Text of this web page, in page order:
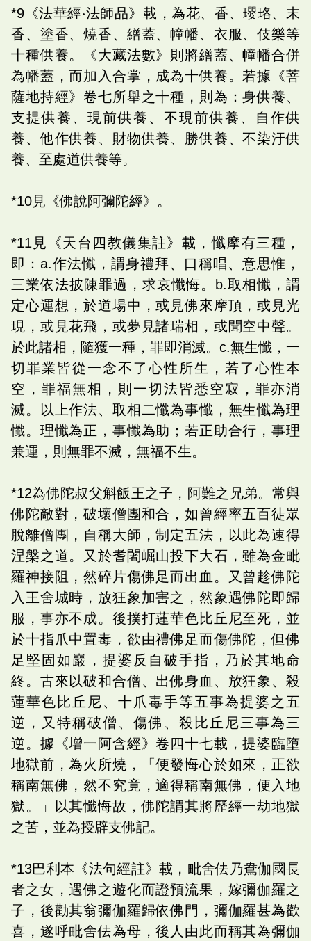
*9《法華經‧法師品》載，為花、香、瓔珞、末
香、塗香、燒香、繒蓋、幢幡、衣服、伎樂等
十種供養。《大藏法數》則將繒蓋、幢幡合併
為幡蓋，而加入合掌，成為十供養。若據《菩
薩地持經》卷七所舉之十種，則為：身供養、
支提供養、現前供養、不現前供養、自作供
養、他作供養、財物供養、勝供養、不染汙供
養、至處道供養等。
*10見《佛說阿彌陀經》。
*11見《天台四教儀集註》載，懺摩有三種，
即：a.作法懺，謂身禮拜、口稱唱、意思惟，
三業依法披陳罪過，求哀懺悔。b.取相懺，謂
定心運想，於道場中，或見佛來摩頂，或見光
現，或見花飛，或夢見諸瑞相，或聞空中聲。
於此諸相，隨獲一種，罪即消滅。c.無生懺，一
切罪業皆從一念不了心性所生，若了心性本
空，罪福無相，則一切法皆悉空寂，罪亦消
滅。以上作法、取相二懺為事懺，無生懺為理
懺。理懺為正，事懺為助；若正助合行，事理
兼運，則無罪不滅，無福不生。
*12為佛陀叔父斛飯王之子，阿難之兄弟。常與
佛陀敵對，破壞僧團和合，如曾經率五百徒眾
脫離僧團，自稱大師，制定五法，以此為速得
涅槃之道。又於耆闍崛山投下大石，雖為金毗
羅神接阻，然碎片傷佛足而出血。又曾趁佛陀
入王舍城時，放狂象加害之，然象遇佛陀即歸
服，事亦不成。後撲打蓮華色比丘尼至死，並
於十指爪中置毒，欲由禮佛足而傷佛陀，但佛
足堅固如巖，提婆反自破手指，乃於其地命
終。古來以破和合僧、出佛身血、放狂象、殺
蓮華色比丘尼、十爪毒手等五事為提婆之五
逆，又特稱破僧、傷佛、殺比丘尼三事為三
逆。據《增一阿含經》卷四十七載，提婆臨墮
地獄前，為火所燒，「便發悔心於如來，正欲
稱南無佛，然不究竟，適得稱南無佛，便入地
獄。」以其懺悔故，佛陀謂其將歷經一劫地獄
之苦，並為授辟支佛記。
*13巴利本《法句經註》載，毗舍佉乃鴦伽國長
者之女，遇佛之遊化而證預流果，嫁彌伽羅之
子，後勸其翁彌伽羅歸依佛門，彌伽羅甚為歡
喜，遂呼毗舍佉為母，後人由此而稱其為彌伽